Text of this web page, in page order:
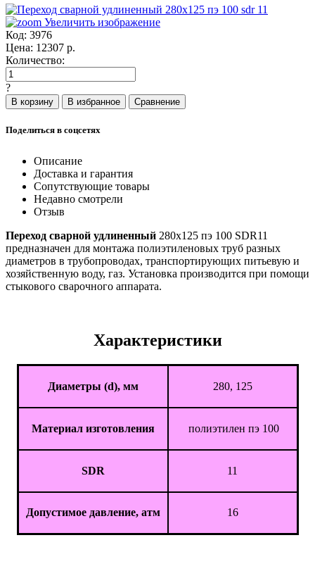
Увеличить изображение
Код: 3976
Цена: 12307 р.
Количество:
?
Поделиться в соцсетях
Описание
Доставка и гарантия
Сопутствующие товары
Недавно смотрели
Отзыв
Переход сварной удлиненный 280x125 пэ 100 SDR11
предназначен для монтажа полиэтиленовых труб разных
диаметров в трубопроводах, транспортирующих питьевую и
хозяйственную воду, газ. Установка производится при помощи
стыкового сварочного аппарата.
Характеристики
Диаметры (d), мм 280, 125
Материал изготовления полиэтилен пэ 100
SDR 11
Допустимое давление, атм 16